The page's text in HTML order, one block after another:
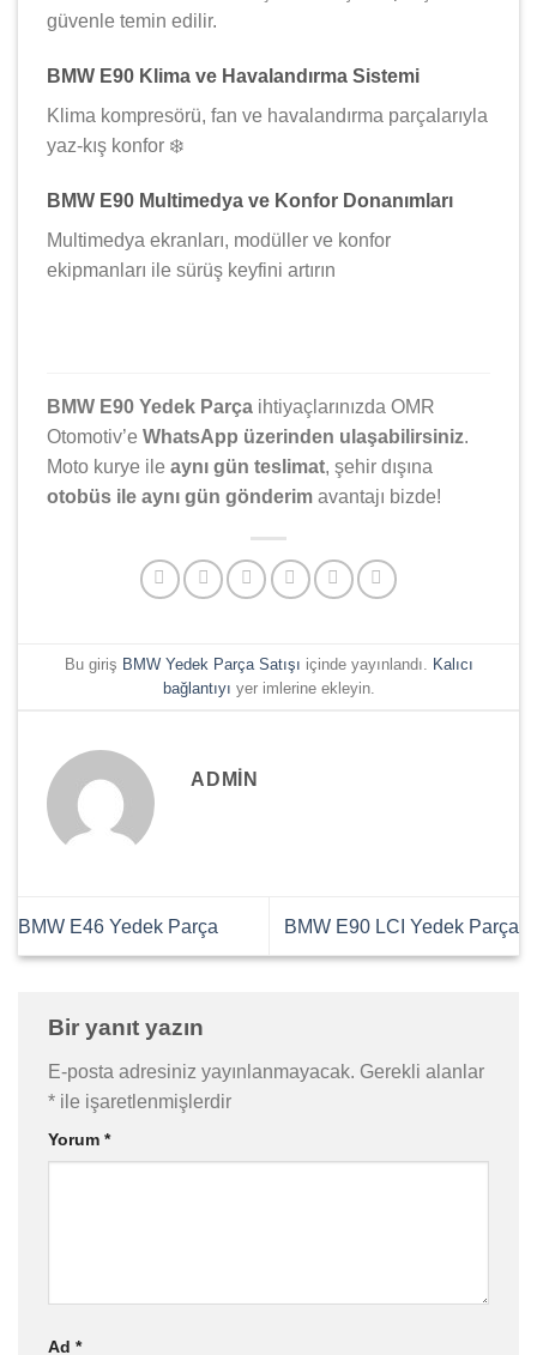
güvenle temin edilir.
BMW E90 Klima ve Havalandırma Sistemi
Klima kompresörü, fan ve havalandırma parçalarıyla
yaz-kış konfor ❄️
BMW E90 Multimedya ve Konfor Donanımları
Multimedya ekranları, modüller ve konfor
ekipmanları ile sürüş keyfini artırın
BMW E90 Yedek Parça ihtiyaçlarınızda OMR
Otomotiv’e WhatsApp üzerinden ulaşabilirsiniz.
Moto kurye ile aynı gün teslimat, şehir dışına
otobüs ile aynı gün gönderim avantajı bizde!
Bu giriş BMW Yedek Parça Satışı içinde yayınlandı. Kalıcı
bağlantıyı yer imlerine ekleyin.
ADMIN
BMW E46 Yedek Parça BMW E90 LCI Yedek Parça
Bir yanıt yazın
E-posta adresiniz yayınlanmayacak. Gerekli alanlar
* ile işaretlenmişlerdir
Yorum *
Ad *